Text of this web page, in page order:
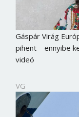
Gáspár Virág
pihent – ennyibe
videó
VG